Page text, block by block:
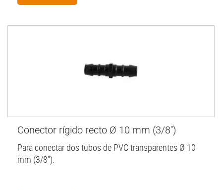
Conector rígido recto Ø 10 mm (3/8'')
Para conectar dos tubos de PVC transparentes Ø 10
mm (3/8'').